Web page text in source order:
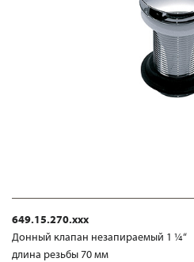
649.15.270.xxx
Донный клапан незапираемый 1 ¼“
длина резьбы 70 мм